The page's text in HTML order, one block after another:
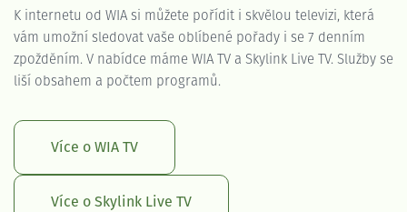
K internetu od WIA si můžete pořídit i skvělou televizi, která
vám umožní sledovat vaše oblíbené pořady i se 7 denním
zpožděním. V nabídce máme WIA TV a Skylink Live TV. Služby se
liší obsahem a počtem programů.
Více o WIA TV
Více o Skylink Live TV